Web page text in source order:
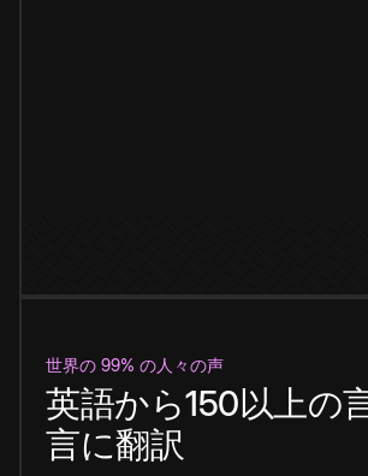
世界の 99% の人々の声
英語から150以上の
言に翻訳